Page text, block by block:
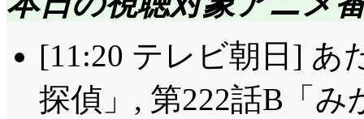
[11:20 テレビ朝日] あ
探偵」, 第222話B「